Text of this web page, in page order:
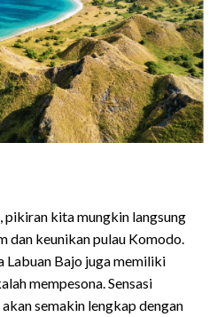
pikiran kita mungkin langsung
dan keunikan pulau Komodo.
Labuan Bajo juga memiliki
mempesona. Sensasi
semakin lengkap dengan